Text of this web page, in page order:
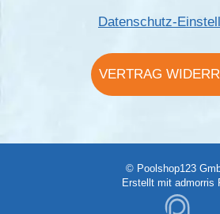
Datenschutz-
VERTRAG
© Poolshop123
Erstellt mit admorris